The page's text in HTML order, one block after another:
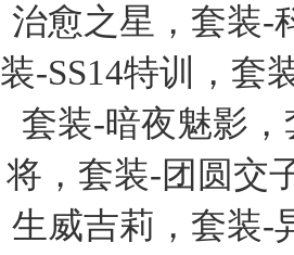
治愈之星，套装-
装-SS14特训，套
套装-暗夜魅影
将，套装-团圆交
生威吉莉，套装-